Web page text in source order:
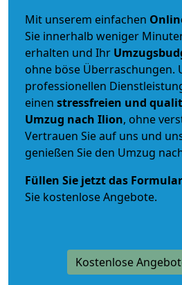
Mit unserem einfachen
Sie innerhalb weniger
erhalten und Ihr
ohne böse Überraschungen.
professionellen
einen stressfreien und
Umzug nach Ilion, ohne
Vertrauen Sie auf uns und
genießen Sie den Umzug
Füllen Sie jetzt das
Sie kostenlose Angebote.
Kostenlose